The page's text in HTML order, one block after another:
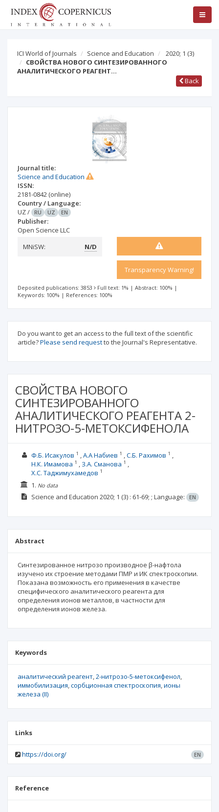
ICI World of Journals Science and Education 2020; 1 (3)
СВОЙСТВА НОВОГО СИНТЕЗИРОВАННОГО
АНАЛИТИЧЕСКОГО РЕАГЕНТ…
Back
Journal title:
Science and Education
ISSN:
2181-0842 (online)
Country / Language:
UZ/ RU UZ EN
Publisher:
Open Science LLC
MNiSW:
N/D
Transparency Warning!
Deposited publications: 3853 Full text: 1% | Abstract: 100% |
Keywords: 100% | References: 100%
Do you want to get an access to the full text of the scientific
article?Please send requestto the Journal's Representative.
СВОЙСТВА НОВОГО
СИНТЕЗИРОВАННОГО
АНАЛИТИЧЕСКОГО РЕАГЕНТА 2-
НИТРОЗО-5-МЕТОКСИФЕНОЛА
Ф.Б. Исакулов 1 А.А Набиев 1 С.Б. Рахимов 1
Н.К. Имамова 1 З.А. Сманова 1
Х.С. Таджимухамедов 1
1. No data
Science and Education 2020; 1 (3) : 61-69; ; Language: EN
Abstract
Синтезированное нитрозо производное β-нафтола
изучено их строение методами ПМР и ИК спектроскопии.
Показана возможность его применения в качестве
специфического аналитического реагента для
определения ионов металлов, в частности для
определения ионов железа.
Keywords
аналитический реагент 2-нитрозо-5-метоксифенол
иммобилизация сорбционная спектроскопия ионы
железа (II)
Links
https://doi.org/ EN
Reference